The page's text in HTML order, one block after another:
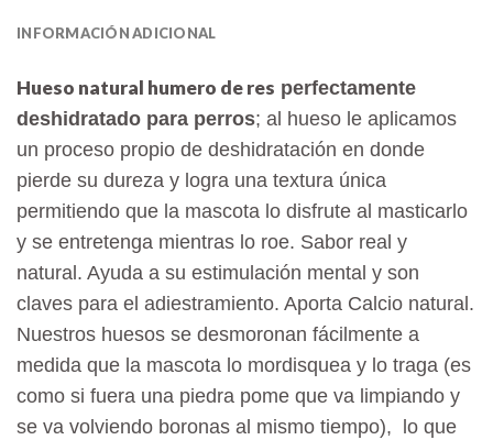
INFORMACIÓN ADICIONAL
Hueso natural humero de res perfectamente
deshidratado para perros; al hueso le aplicamos
un proceso propio de deshidratación en donde
pierde su dureza y logra una textura única
permitiendo que la mascota lo disfrute al masticarlo
y se entretenga mientras lo roe. Sabor real y
natural. Ayuda a su estimulación mental y son
claves para el adiestramiento. Aporta Calcio natural.
Nuestros huesos se desmoronan fácilmente a
medida que la mascota lo mordisquea y lo traga (es
como si fuera una piedra pome que va limpiando y
se va volviendo boronas al mismo tiempo), lo que